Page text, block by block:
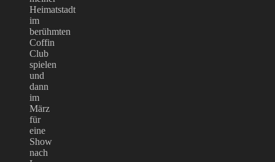
Heimatstadt
im
berühmten
Coffin
Club
spielen
und
dann
im
März
für
eine
Show
nach